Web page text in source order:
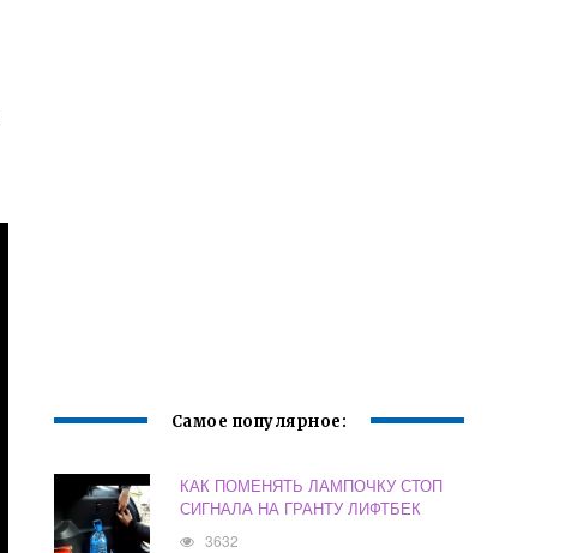
Самое популярное:
КАК ПОМЕНЯТЬ ЛАМПОЧКУ СТОП
СИГНАЛА НА ГРАНТУ ЛИФТБЕК
3632